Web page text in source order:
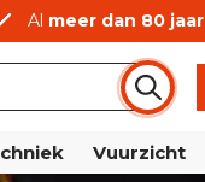
Al meer dan 80 jaar
Vuurzicht